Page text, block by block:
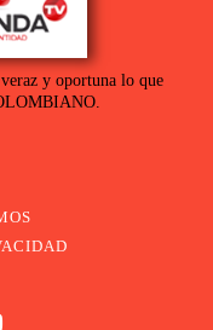
y oportuna lo que